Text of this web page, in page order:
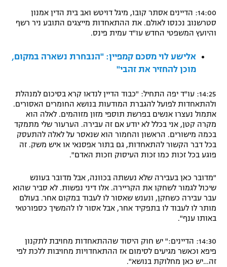
תנאי שימוש
מדיניות פרטיות
רשיון להקרנה פומבית לבית עסק
הצטרפות לחבילת הערוצים
לוח דרושים – ג'ובנט
תגיות
המגזין
ספורט אתגרי ואקסטרים
אומנויות לחימה
גיימינג E-Sports
14:00: הדיינים אסתר קובו, מיגל דויטש ואב בית הדין אמנון
סטרשנוב נכנסו לאולם. את ההתאחדות מייצגים התובע ניר רשף
והיועץ המשפטי החדש עו"ד עמית פינס.
אלישע לוי מסכם קמפיין: "הנבחרת נשארה במקום,
מוכן להחזיר את זהבי"
14:25: עו"ד יפה התחיל: "כבוד הדיין לנדאו קרא בסיכום למנהלת
ולהתאחדות לפועל להגברת המודעות בנושא החומרים האסורים.
אתמול נעצרו אנשים בפרשת תוספי מזון מזוהמים. לאלה הוא
מקרה קטן, אני בכלל לא יודע אם זה עבירה. הערעור שלי מתמקד
בכמה מישורים. הראשון והחמור הוא שנאסר על לאלה להתעסק
בכל דבר הקשור להתאחדות, גם בתור אפסנאי או איש משק. זה
פוגע בכל זכות כמו זכות העיסוק וזכות האדם".
"מדובר כאן בעבירה שלא נעשתה בכוונה, אבל מדובר בעונש
שיכול לגמור לשחקו את הקריירה. אלו דיני נפשות. לא סביר שהוא
עבר עבירה כשחקן, ונענש שאסור לו לעבוד במקום אחר. בעולם
מותר לו לעבוד לו בתפקיד אחר, אבל אסור לו להמשיך כספורטאי
באותו ענף".
14:30: הדיינים:" יש חוק היסוד שההתאחדות מחויבת לתקנון
פיפא וכאשר מגיעים לסימום אז ההתאחדויות מחויבות ללכת לפי
זה…יש כאן מחלוקת בנושא".